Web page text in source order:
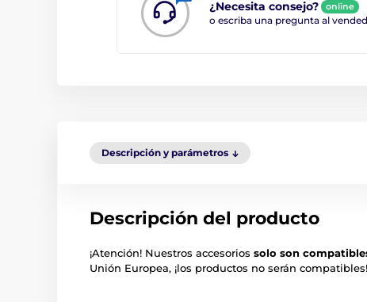
¿Necesita consejo? online
o escriba una pregunta al
Descripción y parámetros
Descripción del producto
¡Atención! Nuestros accesorios solo son
Unión Europea, ¡los productos no serán